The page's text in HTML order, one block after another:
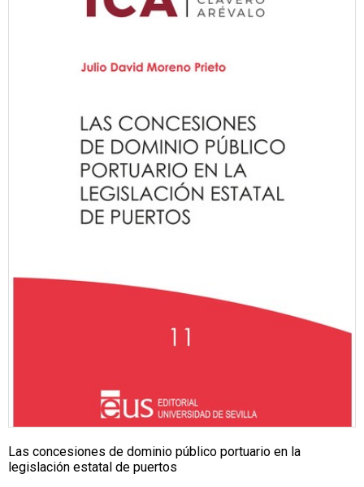
Las concesiones de dominio público portuario en la
legislación estatal de puertos